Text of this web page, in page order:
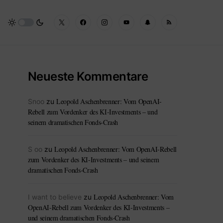
Neueste Kommentare
Snoo zu Leopold Aschenbrenner: Vom OpenAI-
Rebell zum Vordenker des KI-Investments – und
seinem dramatischen Fonds-Crash
S oo zu Leopold Aschenbrenner: Vom OpenAI-Rebell
zum Vordenker des KI-Investments – und seinem
dramatischen Fonds-Crash
I want to believe zu Leopold Aschenbrenner: Vom
OpenAI-Rebell zum Vordenker des KI-Investments –
und seinem dramatischen Fonds-Crash